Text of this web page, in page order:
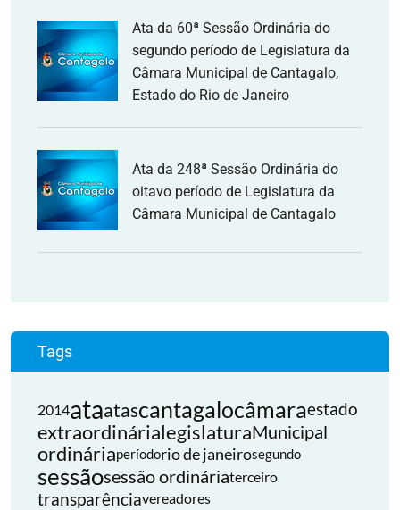
Ata da 60ª Sessão Ordinária do
segundo período de Legislatura da
Câmara Municipal de Cantagalo,
Estado do Rio de Janeiro
Ata da 248ª Sessão Ordinária do
oitavo período de Legislatura da
Câmara Municipal de Cantagalo
Tags
2014ataatascantagalocâmaraestado
extraordinárialegislaturaMunicipal
ordináriaperíodorio de janeirosegundo
sessãosessão ordináriaterceiro
transparênciavereadores